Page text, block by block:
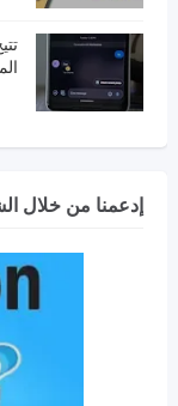
إدعمنا من خلال